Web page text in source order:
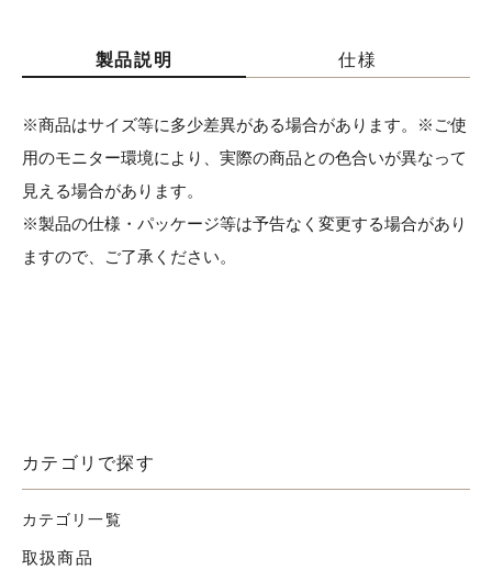
製品説明 仕様
※商品はサイズ等に多少差異がある場合があります。※ご使
用のモニター環境により、実際の商品との色合いが異なって
見える場合があります。
※製品の仕様・パッケージ等は予告なく変更する場合があり
ますので、ご了承ください。
カテゴリで探す
カテゴリ一覧
取扱商品